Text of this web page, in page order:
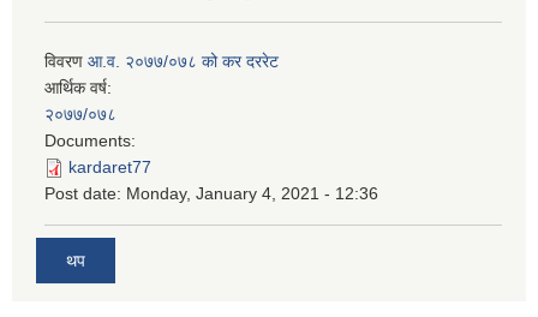
विवरण आ.व. २०७७/०७८ को कर दररेट
आर्थिक वर्ष:
२०७७/०७८
Documents:
kardaret77
Post date: Monday, January 4, 2021 - 12:36
थप